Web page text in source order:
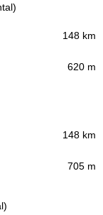
148 km
620 m
148 km
705 m